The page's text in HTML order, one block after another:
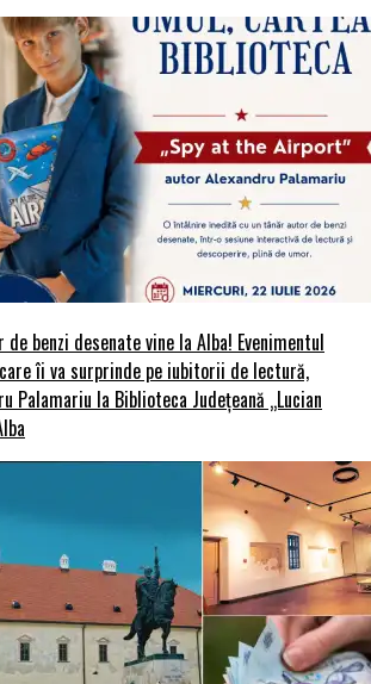
de benzi desenate vine la Alba! Evenimentul
îi va surprinde pe iubitorii de lectură,
Palamariu la Biblioteca Județeană „Lucian